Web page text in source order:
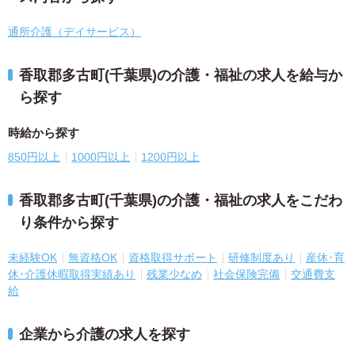
通所介護（デイサービス）
香取郡多古町(千葉県)の介護・福祉の求人を給与か
ら探す
時給から探す
850円以上 1000円以上 1200円以上
香取郡多古町(千葉県)の介護・福祉の求人をこだわ
り条件から探す
未経験OK 無資格OK 資格取得サポート 研修制度あり
産休･育
休･介護休暇取得実績あり
残業少なめ 社会保険完備
交通費支
給
企業から介護の求人を探す